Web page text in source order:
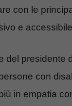
con le
e accessibile
presidente
con
in empatia